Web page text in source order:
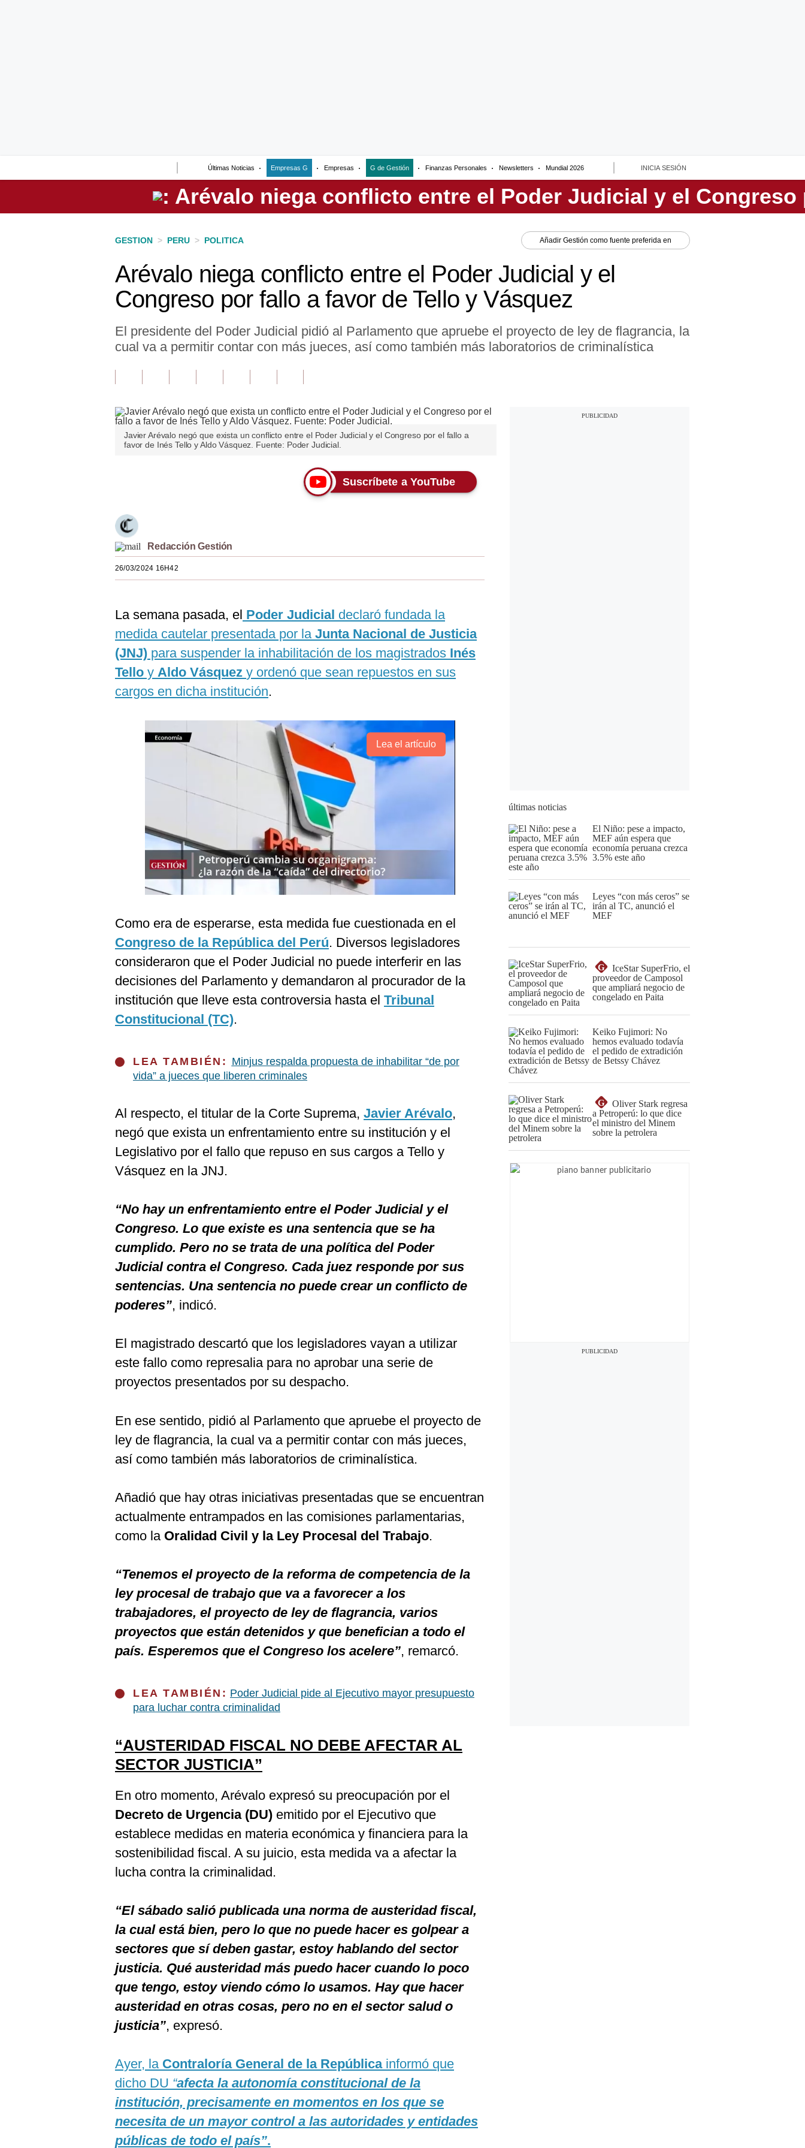
Últimas Noticias Empresas G Empresas G de Gestión Finanzas Personales Newsletters Mundial 2026 INICIA SESIÓN
Perú
GESTION > PERU > POLITICA Añadir Gestión como fuente preferida en
Arévalo niega conflicto entre el Poder Judicial y el
Congreso por fallo a favor de Tello y Vásquez
El presidente del Poder Judicial pidió al Parlamento que apruebe el proyecto de ley de flagrancia, la
cual va a permitir contar con más jueces, así como también más laboratorios de criminalística
Javier Arévalo negó que exista un conflicto entre el Poder Judicial y el Congreso por el fallo a
favor de Inés Tello y Aldo Vásquez. Fuente: Poder Judicial.
Suscríbete a YouTube
Redacción Gestión
26/03/2024 16H42
La semana pasada, el Poder Judicial declaró fundada la
medida cautelar presentada por la Junta Nacional de Justicia
(JNJ) para suspender la inhabilitación de los magistrados Inés
Tello y Aldo Vásquez y ordenó que sean repuestos en sus
cargos en dicha institución.
Lea el artículo
Como era de esperarse, esta medida fue cuestionada en el
Congreso de la República del Perú. Diversos legisladores
consideraron que el Poder Judicial no puede interferir en las
decisiones del Parlamento y demandaron al procurador de la
institución que lleve esta controversia hasta el Tribunal
Constitucional (TC).
LEA TAMBIÉN: Minjus respalda propuesta de inhabilitar “de por
vida” a jueces que liberen criminales
Al respecto, el titular de la Corte Suprema, Javier Arévalo,
negó que exista un enfrentamiento entre su institución y el
Legislativo por el fallo que repuso en sus cargos a Tello y
Vásquez en la JNJ.
“No hay un enfrentamiento entre el Poder Judicial y el
Congreso. Lo que existe es una sentencia que se ha
cumplido. Pero no se trata de una política del Poder
Judicial contra el Congreso. Cada juez responde por sus
sentencias. Una sentencia no puede crear un conflicto de
poderes”, indicó.
El magistrado descartó que los legisladores vayan a utilizar
este fallo como represalia para no aprobar una serie de
proyectos presentados por su despacho.
En ese sentido, pidió al Parlamento que apruebe el proyecto de
ley de flagrancia, la cual va a permitir contar con más jueces,
así como también más laboratorios de criminalística.
Añadió que hay otras iniciativas presentadas que se encuentran
actualmente entrampados en las comisiones parlamentarias,
como la Oralidad Civil y la Ley Procesal del Trabajo.
“Tenemos el proyecto de la reforma de competencia de la
ley procesal de trabajo que va a favorecer a los
trabajadores, el proyecto de ley de flagrancia, varios
proyectos que están detenidos y que benefician a todo el
país. Esperemos que el Congreso los acelere”, remarcó.
LEA TAMBIÉN: Poder Judicial pide al Ejecutivo mayor presupuesto
para luchar contra criminalidad
“AUSTERIDAD FISCAL NO DEBE AFECTAR AL
SECTOR JUSTICIA”
En otro momento, Arévalo expresó su preocupación por el
Decreto de Urgencia (DU) emitido por el Ejecutivo que
establece medidas en materia económica y financiera para la
sostenibilidad fiscal. A su juicio, esta medida va a afectar la
lucha contra la criminalidad.
“El sábado salió publicada una norma de austeridad fiscal,
la cual está bien, pero lo que no puede hacer es golpear a
sectores que sí deben gastar, estoy hablando del sector
justicia. Qué austeridad más puedo hacer cuando lo poco
que tengo, estoy viendo cómo lo usamos. Hay que hacer
austeridad en otras cosas, pero no en el sector salud o
justicia”, expresó.
Ayer, la Contraloría General de la Repúblicainformó que
dicho DU “afecta la autonomía constitucional de la
institución, precisamente en momentos en los que se
necesita de un mayor control a las autoridades y entidades
públicas de todo el país”.
últimas noticias
El Niño: pese a impacto,
MEF aún espera que
economía peruana crezca
3.5% este año
Leyes “con más ceros” se
irán al TC, anunció el
MEF
G
IceStar SuperFrio, el
proveedor de Camposol
que ampliará negocio de
congelado en Paita
Keiko Fujimori: No
hemos evaluado todavía
el pedido de extradición
de Betssy Chávez
G
Oliver Stark regresa
a Petroperú: lo que dice
el ministro del Minem
sobre la petrolera